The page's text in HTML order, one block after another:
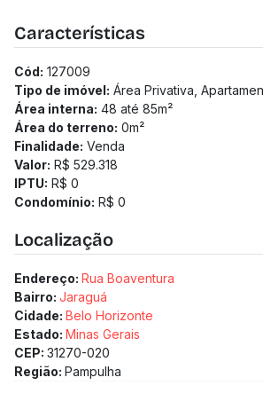
2 a 3 quartos
1 a 2 vagas
Previsão de entrega: 28/02/2027
Medidor de água individualizado
Características
Cód: 127009
Tipo de imóvel: Área Privativa,
Área interna: 48 até 85m²
Área do terreno: 0m²
Finalidade: Venda
Valor: R$ 529.318
IPTU: R$ 0
Condomínio: R$ 0
Localização
Endereço: Rua Boaventura
Bairro: Jaraguá
Cidade: Belo Horizonte
Estado: Minas Gerais
CEP: 31270-020
Região: Pampulha